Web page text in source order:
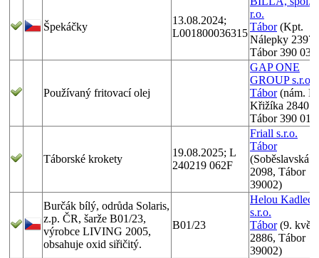
Špekáčky
13.08.2024;
L001800036315
r.o.
Tábor (Kpt.
Nálepky 2397,
Tábor 390 03)
Používaný fritovací olej
GAP ONE
GROUP s.r.o.
Tábor (nám. F.
Křižíka 2840 ,
Tábor 390 01)
Táborské krokety
19.08.2025; L
240219 062F
Friall s.r.o.
Tábor
(Soběslavská
2098, Tábor
39002)
Burčák bílý, odrůda Solaris,
z.p. ČR, šarže B01/23,
výrobce LIVING 2005,
obsahuje oxid siřičitý.
B01/23
Helou Kadlec
s.r.o.
Tábor (9.
2886, Tábor
39002)